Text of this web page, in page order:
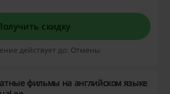
определять место нахождение
контролировать активность в
сетях, отслеживать звонки и
скидку
действует до: Отмены
фильмы на английском языке